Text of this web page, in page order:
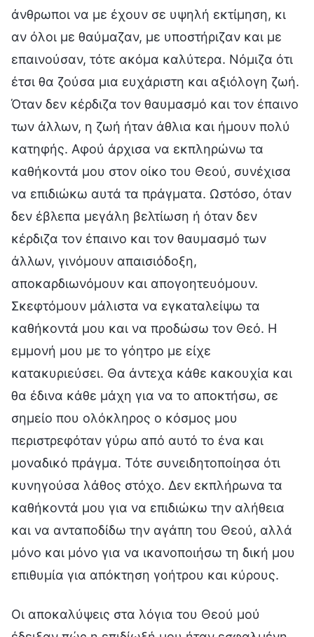
άνθρωποι να με έχουν σε υψηλή εκτίμηση, κι
αν όλοι με θαύμαζαν, με υποστήριζαν και με
επαινούσαν, τότε ακόμα καλύτερα. Νόμιζα ότι
έτσι θα ζούσα μια ευχάριστη και αξιόλογη ζωή.
Όταν δεν κέρδιζα τον θαυμασμό και τον έπαινο
των άλλων, η ζωή ήταν άθλια και ήμουν πολύ
κατηφής. Αφού άρχισα να εκπληρώνω τα
καθήκοντά μου στον οίκο του Θεού, συνέχισα
να επιδιώκω αυτά τα πράγματα. Ωστόσο, όταν
δεν έβλεπα μεγάλη βελτίωση ή όταν δεν
κέρδιζα τον έπαινο και τον θαυμασμό των
άλλων, γινόμουν απαισιόδοξη,
αποκαρδιωνόμουν και απογοητευόμουν.
Σκεφτόμουν μάλιστα να εγκαταλείψω τα
καθήκοντά μου και να προδώσω τον Θεό. Η
εμμονή μου με το γόητρο με είχε
κατακυριεύσει. Θα άντεχα κάθε κακουχία και
θα έδινα κάθε μάχη για να το αποκτήσω, σε
σημείο που ολόκληρος ο κόσμος μου
περιστρεφόταν γύρω από αυτό το ένα και
μοναδικό πράγμα. Τότε συνειδητοποίησα ότι
κυνηγούσα λάθος στόχο. Δεν εκπλήρωνα τα
καθήκοντά μου για να επιδιώκω την αλήθεια
και να ανταποδίδω την αγάπη του Θεού, αλλά
μόνο και μόνο για να ικανοποιήσω τη δική μου
επιθυμία για απόκτηση γοήτρου και κύρους.
Οι αποκαλύψεις στα λόγια του Θεού μού